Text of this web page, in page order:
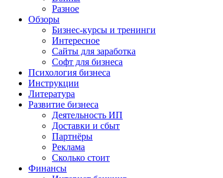
Разное
Обзоры
Бизнес-курсы и тренинги
Интересное
Сайты для заработка
Софт для бизнеса
Психология бизнеса
Инструкции
Литература
Развитие бизнеса
Деятельность ИП
Доставки и сбыт
Партнёры
Реклама
Сколько стоит
Финансы